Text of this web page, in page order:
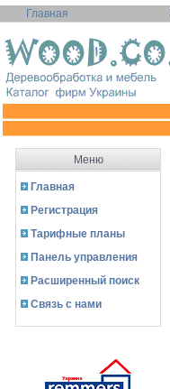
Главная
Меню
Главная
Регистрация
Тарифные планы
Панель управления
Расширенный поиск
Связь с нами